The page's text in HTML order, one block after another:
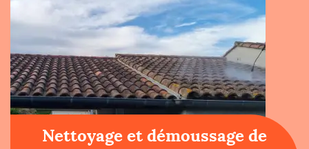
Nettoyage et démoussage de